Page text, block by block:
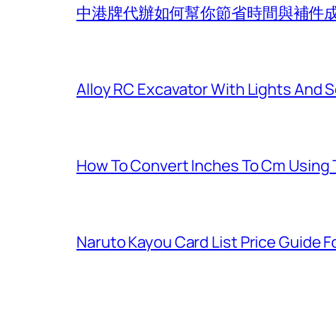
中港牌代辦如何幫你節省時間與補件
Alloy RC Excavator With Lights And
How To Convert Inches To Cm Using
Naruto Kayou Card List Price Guide